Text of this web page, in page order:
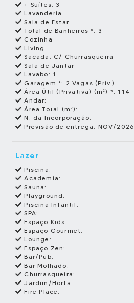
+ Suítes:3
Lavanderia
Sala de Estar
Total de Banheiros *: 3
Cozinha
Living
Sacada: C/ Churrasqueira
Sala de Jantar
Lavabo: 1
Garagem *: 2 Vagas (Priv.)
Área Útil (Privativa) (m²) *: 114
Andar:
Área Total (m²):
N. da Incorporação:
Previsão de entrega: NOV/2026
Lazer
Piscina:
Academia:
Sauna:
Playground:
Piscina Infantil:
SPA:
Espaço Kids:
Espaço Gourmet:
Lounge:
Espaço Zen:
Bar/Pub:
Bar Molhado:
Churrasqueira:
Jardim/Horta:
Fire Place: